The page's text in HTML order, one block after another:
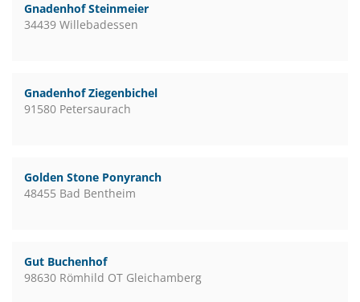
Gnadenhof Steinmeier
34439 Willebadessen
Gnadenhof Ziegenbichel
91580 Petersaurach
Golden Stone Ponyranch
48455 Bad Bentheim
Gut Buchenhof
98630 Römhild OT Gleichamberg